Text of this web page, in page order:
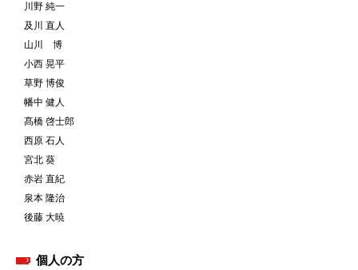
川野 純一
及川 直人
山川 博
小西 晃平
草野 博俊
幡中 健人
髙橋 啓士郎
西原 石人
宮北 葵
赤岩 直紀
泉本 隆治
後藤 大暁
個人の方